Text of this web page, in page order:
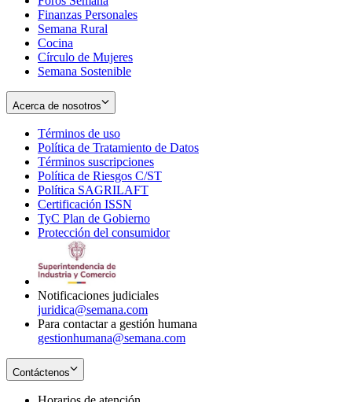
Finanzas Personales
Semana Rural
Cocina
Círculo de Mujeres
Semana Sostenible
Acerca de nosotros
Términos de uso
in
new
window
Política de Tratamiento de Datos
Términos suscripciones
in
Política de Riesgos C/ST
Política SAGRILAFT
new
window
Certificación ISSN
in
new
TyC Plan de Gobierno
in
Protección del consumidorOpens
Notificaciones judiciales
juridica@semana.com
Para contactar a gestión humana
gestionhumana@semana.com
Contáctenos